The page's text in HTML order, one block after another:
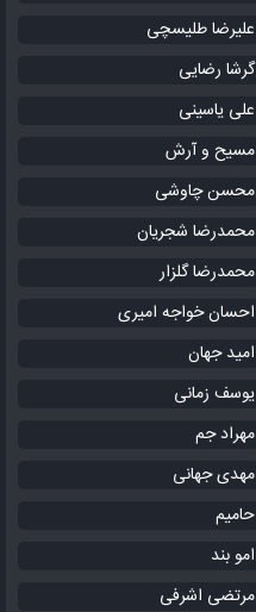
علیرضا طلیسچی
گرشا رضایی
علی یاسینی
مسیح و آرش
محسن چاوشی
محمدرضا شجریان
محمدرضا گلزار
احسان خواجه امیری
امید جهان
یوسف زمانی
مهراد جم
مهدی جهانی
حامیم
امو بند
مرتضی اشرفی